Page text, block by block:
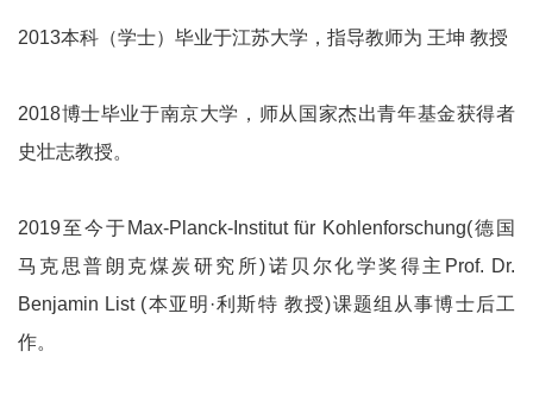
2013本科（学士）毕业于江苏大学，指导教师为 王坤 教授
2018博士毕业于南京大学，师从国家杰出青年基金获得者
史壮志教授。
2019至今于Max-Planck-Institut für Kohlenforschung(德国
马克思普朗克煤炭研究所)诺贝尔化学奖得主Prof. Dr.
Benjamin List (本亚明·利斯特 教授)课题组从事博士后工
作。